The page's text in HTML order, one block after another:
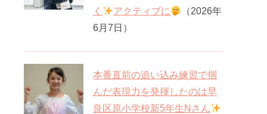
く
アクティブに
（2026年
6月7日）
本番直前の追い込み練習で掴
んだ表現力を発揮したのは早
良区原小学校新5年生Nさん